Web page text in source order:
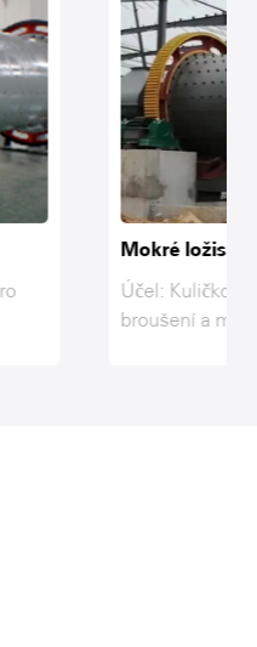
je hlavním vybavením pro
surovin ve v...